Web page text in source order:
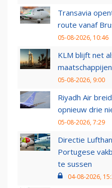
Transavia
route vanaf
05-08-2026, 10:46
KLM blijft net
05-08-2026, 9:00
Riyadh Air
opnieuw drie
05-08-2026, 7:29
Directie
Portugese
te sussen
04-08-2026,